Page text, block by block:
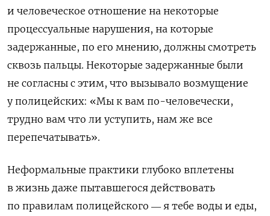
и человеческое отношение на некоторые
процессуальные нарушения, на которые
задержанные, по его мнению, должны смотреть
сквозь пальцы. Некоторые задержанные были
не согласны с этим, что вызывало возмущение
у полицейских: «Мы к вам по-человечески,
трудно вам что ли уступить, нам же все
перепечатывать».
Неформальные практики глубоко вплетены
в жизнь даже пытавшегося действовать
по правилам полицейского ― я тебе воды и еды,